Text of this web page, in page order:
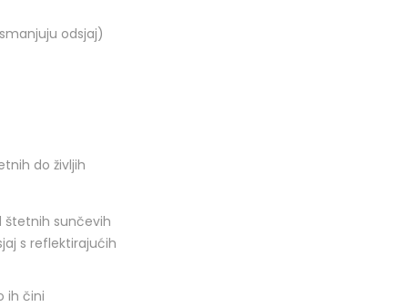
odsjaj)
do življih
štetnih sunčevih
s reflektirajućih
ih čini